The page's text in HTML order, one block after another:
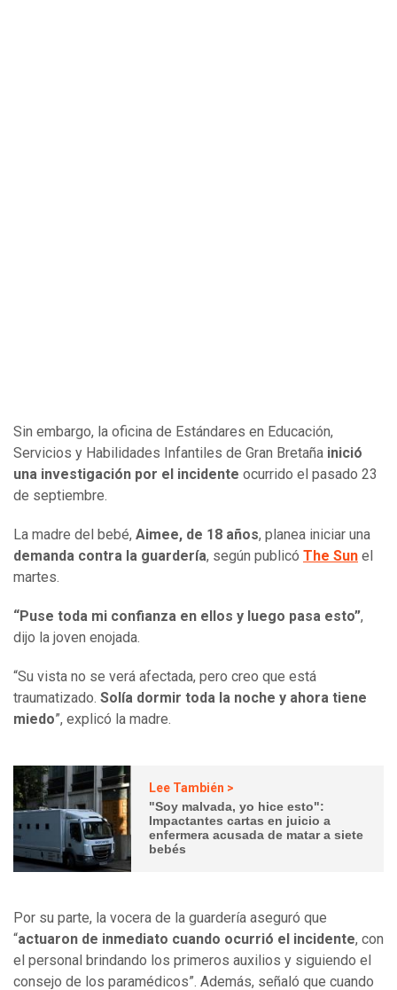
Sin embargo, la oficina de Estándares en Educación,
Servicios y Habilidades Infantiles de Gran Bretaña inició
una investigación por el incidente ocurrido el pasado 23
de septiembre.
La madre del bebé, Aimee, de 18 años, planea iniciar una
demanda contra la guardería, según publicó The Sun el
martes.
“Puse toda mi confianza en ellos y luego pasa esto”,
dijo la joven enojada.
“Su vista no se verá afectada, pero creo que está
traumatizado. Solía dormir toda la noche y ahora tiene
miedo”, explicó la madre.
Lee También >
"Soy malvada, yo hice esto":
Impactantes cartas en juicio a
enfermera acusada de matar a siete
bebés
Por su parte, la vocera de la guardería aseguró que
“actuaron de inmediato cuando ocurrió el incidente, con
el personal brindando los primeros auxilios y siguiendo el
consejo de los paramédicos”. Además, señaló que cuando